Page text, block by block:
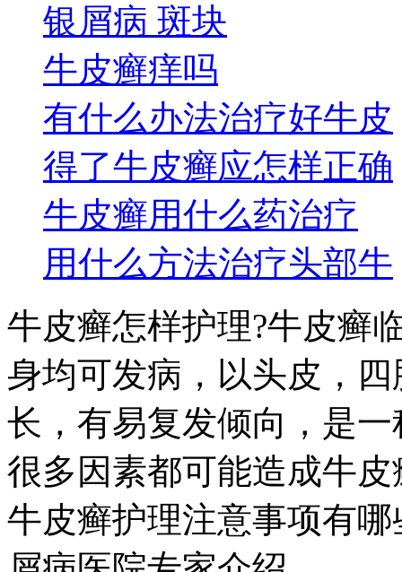
银屑病 斑块
牛皮癣痒吗
有什么办法治疗好牛皮
得了牛皮癣应怎样正确
牛皮癣用什么药治疗
用什么方法治疗头部牛
牛皮癣怎样护理?牛皮癣
身均可发病，以头皮，
长，有易复发倾向，是
很多因素都可能造成牛
牛皮癣护理注意事项有